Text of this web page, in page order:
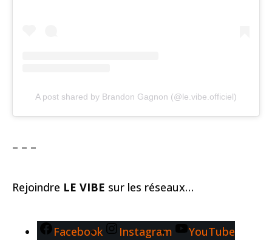
A post shared by Brandon Gagnon (@le.vibe.officiel)
– – –
Rejoindre LE VIBE sur les réseaux…
Facebook Instagram YouTube